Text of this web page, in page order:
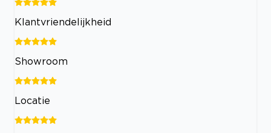
Klantvriendelijkheid
Showroom
Locatie